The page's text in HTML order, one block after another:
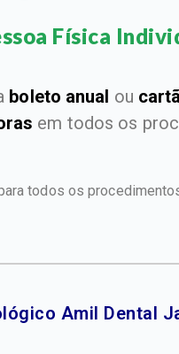
Física
boleto anual ou
em todos os
todos os
Amil Dental